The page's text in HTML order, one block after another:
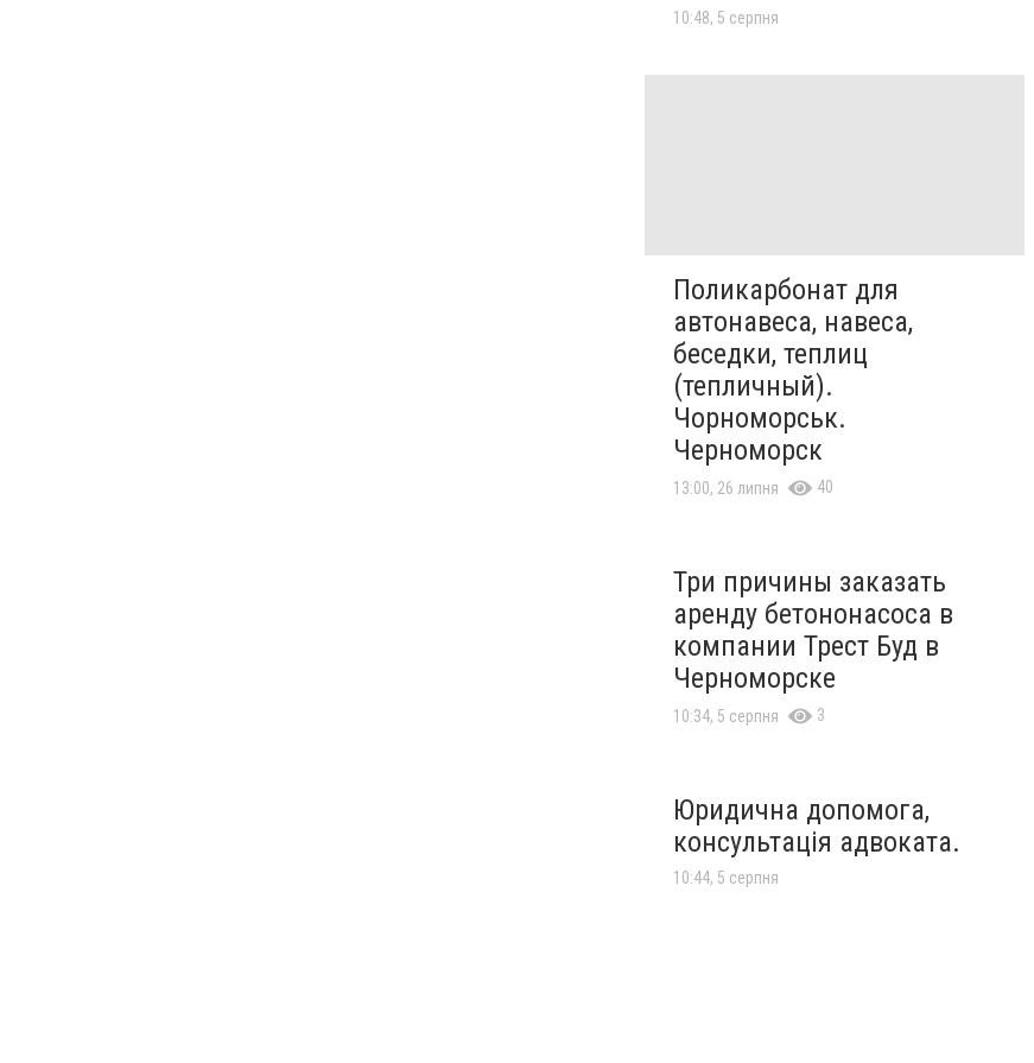
10:48, 5 серпня
Поликарбонат для
автонавеса, навеса,
беседки, теплиц
(тепличный).
Чорноморськ.
Черноморск
13:00, 26 липня 40
Три причины заказать
аренду бетононасоса в
компании Трест Буд в
Черноморске
10:34, 5 серпня 3
Юридична допомога,
консультація адвоката.
10:44, 5 серпня